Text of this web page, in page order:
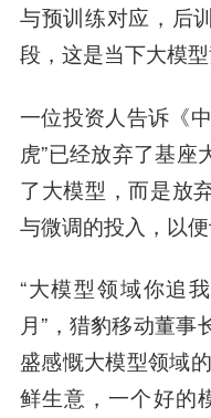
与预训练对应，后
段，这是当下大模型
一位投资人告诉《
虎”已经放弃了基
了大模型，而是放
与微调的投入，以便
“大模型领域你追
月”，猎豹移动董事
盛感慨大模型领域
鲜生意，一个好的